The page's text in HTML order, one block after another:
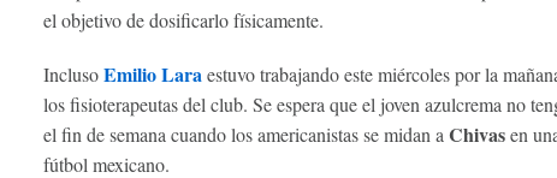
el objetivo de dosificarlo físicamente.
InclusoEmilio Lara estuvo trabajando este miércoles por la
los fisioterapeutas del club. Se espera que el joven azulcrema no
el fin de semana cuando los americanistas se midan a Chivasen
fútbol mexicano.